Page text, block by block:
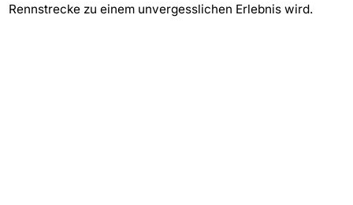
Rennstrecke zu einem unvergesslichen Erlebnis wird.